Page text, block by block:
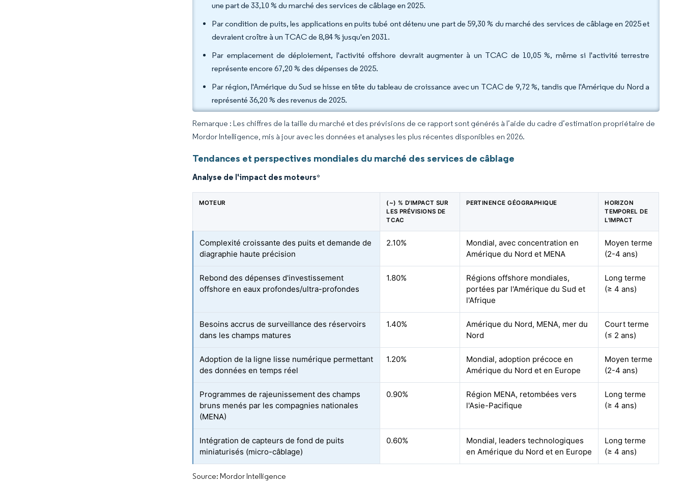
une part de 33,10 % du marché des services de câblage en 2025.
Par condition de puits, les applications en puits tubé ont détenu une part de 59,30 % du marché des services de câblage en 2025 et
devraient croître à un TCAC de 8,84 % jusqu'en 2031.
Par emplacement de déploiement, l'activité offshore devrait augmenter à un TCAC de 10,05 %, même si l'activité terrestre
représente encore 67,20 % des dépenses de 2025.
Par région, l'Amérique du Sud se hisse en tête du tableau de croissance avec un TCAC de 9,72 %, tandis que l'Amérique du Nord a
représenté 36,20 % des revenus de 2025.
Remarque : Les chiffres de la taille du marché et des prévisions de ce rapport sont générés à l’aide du cadre d’estimation propriétaire de
Mordor Intelligence, mis à jour avec les données et analyses les plus récentes disponibles en 2026.
Tendances et perspectives mondiales du marché des services de câblage
Analyse de l'impact des moteurs*
MOTEUR
(~) % D'IMPACT SUR
LES PRÉVISIONS DE
TCAC
PERTINENCE GÉOGRAPHIQUE
HORIZON
TEMPOREL DE
L'IMPACT
Complexité croissante des puits et demande de
diagraphie haute précision
2.10%
Mondial, avec concentration en
Amérique du Nord et MENA
Moyen terme
(2-4 ans)
Rebond des dépenses d'investissement
offshore en eaux profondes/ultra-profondes
1.80%
Régions offshore mondiales,
portées par l'Amérique du Sud et
l'Afrique
Long terme
(≥ 4 ans)
Besoins accrus de surveillance des réservoirs
dans les champs matures
1.40%
Amérique du Nord, MENA, mer du
Nord
Court terme
(≤ 2 ans)
Adoption de la ligne lisse numérique permettant
des données en temps réel
1.20%
Mondial, adoption précoce en
Amérique du Nord et en Europe
Moyen terme
(2-4 ans)
Programmes de rajeunissement des champs
bruns menés par les compagnies nationales
(MENA)
0.90%
Région MENA, retombées vers
l'Asie-Pacifique
Long terme
(≥ 4 ans)
Intégration de capteurs de fond de puits
miniaturisés (micro-câblage)
0.60%
Mondial, leaders technologiques
en Amérique du Nord et en Europe
Long terme
(≥ 4 ans)
Source: Mordor Intelligence